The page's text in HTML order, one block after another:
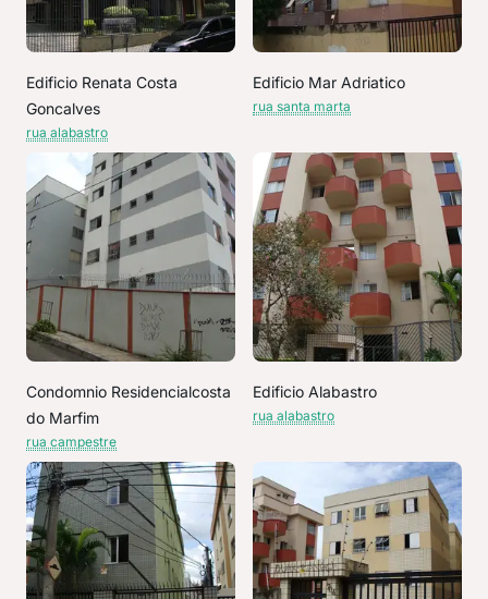
Edificio Renata Costa
Goncalves
rua alabastro
Edificio Mar Adriatico
rua santa marta
Condomnio Residencialcosta
do Marfim
rua campestre
Edificio Alabastro
rua alabastro